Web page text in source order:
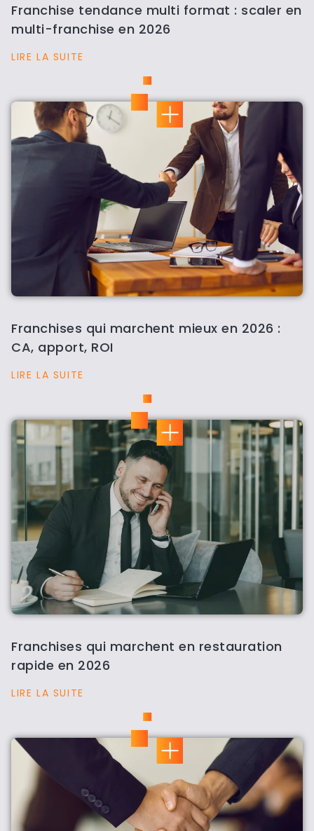
Franchise tendance multi format : scaler en
multi-franchise en 2026
LIRE LA SUITE
Franchises qui marchent mieux en 2026 :
CA, apport, ROI
LIRE LA SUITE
Franchises qui marchent en restauration
rapide en 2026
LIRE LA SUITE